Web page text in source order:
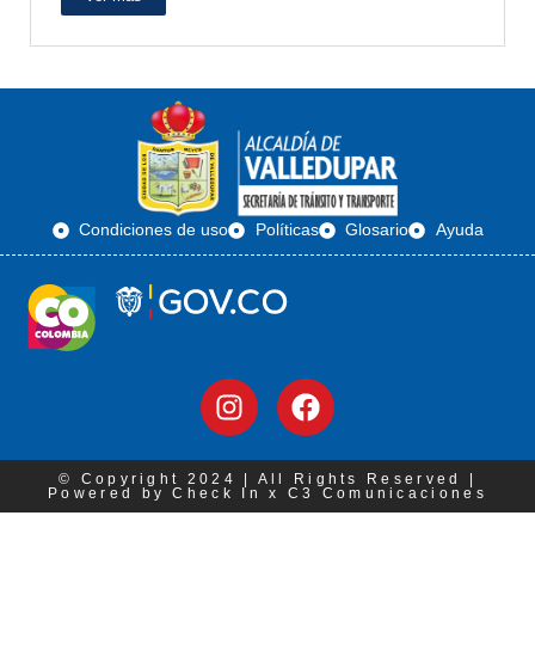
Condiciones de uso Políticas Glosario Ayuda
© Copyright 2024 | All Rights Reserved |
Powered by Check In x C3 Comunicaciones